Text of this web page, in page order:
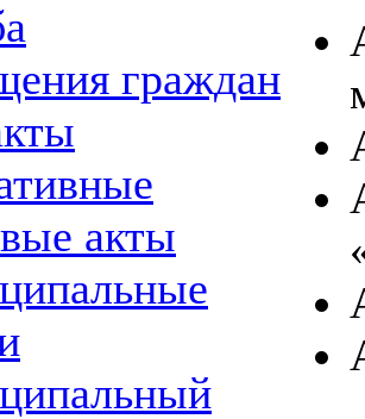
граждан
акты